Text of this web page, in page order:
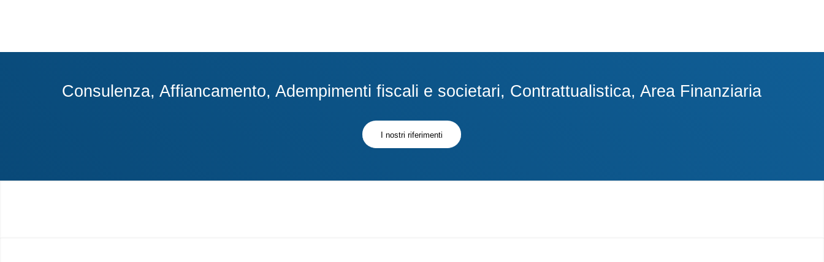
Consulenza, Affiancamento, Adempimenti fiscali e societari, Contrattualistica, Area Finanziaria
I nostri riferimenti